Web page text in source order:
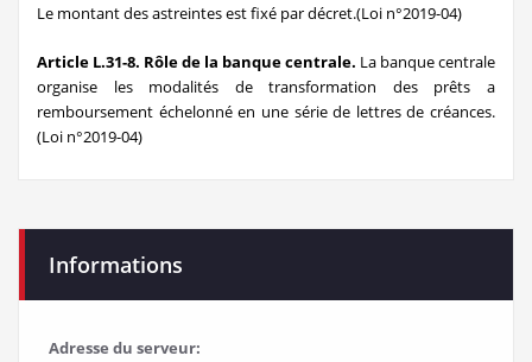
Le montant des astreintes est fixé par décret.(Loi n°2019-04)
Article L.31-8. Rôle de la banque centrale. La banque centrale
organise les modalités de transformation des prêts a
remboursement échelonné en une série de lettres de créances.
(Loi n°2019-04)
Informations
Adresse du serveur: